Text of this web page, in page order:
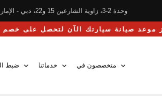
وحدة 2-3، زاوية الشارعين 15 و22، دبي - الإمارات العربية المتحدة
احجز موعد صيانة سيارتك الآن لتحصل على خصم 10% على